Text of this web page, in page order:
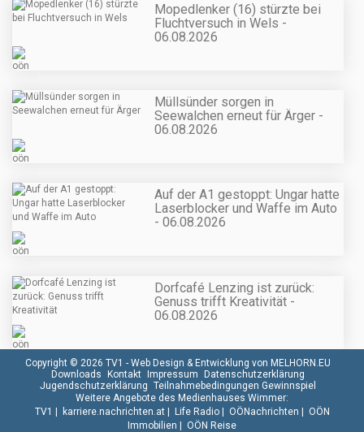
Mopedlenker (16) stürzte bei
Fluchtversuch in Wels -
06.08.2026
Müllsünder sorgen in
Seewalchen erneut für Ärger -
06.08.2026
Auf der A1 gestoppt: Ungar hatte
Laserblocker und Waffe im Auto
- 06.08.2026
Dorfcafé Lenzing ist zurück:
Genuss trifft Kreativität -
06.08.2026
Copyright © 2026 TV1 - Web Design & Entwicklung von MELHORN.EU
Downloads Kontakt Impressum Datenschutzerklärung
Jugendschutzerklärung Teilnahmebedingungen Gewinnspiel
Weitere Angebote des Medienhauses Wimmer:
TV1 | karriere.nachrichten.at| Life Radio| OÖNachrichten | OÖN
Immobilien | OÖN Reise